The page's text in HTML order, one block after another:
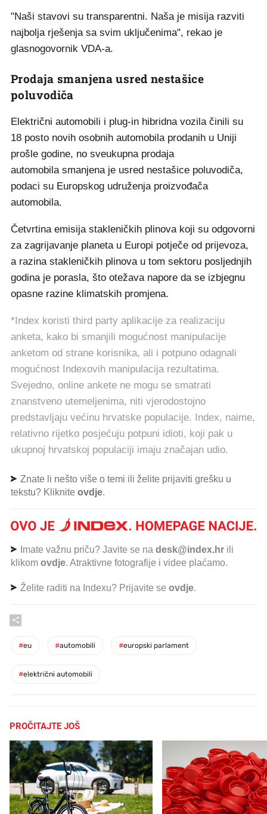
"Naši stavovi su transparentni. Naša je misija razviti
najbolja rješenja sa svim uključenima", rekao je
glasnogovornik VDA-a.
Prodaja smanjena usred nestašice
poluvodiča
Električni automobili i plug-in hibridna vozila činili su
18 posto novih osobnih automobila prodanih u Uniji
prošle godine, no sveukupna prodaja
automobila smanjena je usred nestašice poluvodiča,
podaci su Europskog udruženja proizvođača
automobila.
Četvrtina emisija stakleničkih plinova koji su odgovorni
za zagrijavanje planeta u Europi potječe od prijevoza,
a razina stakleničkih plinova u tom sektoru posljednjih
godina je porasla, što otežava napore da se izbjegnu
opasne razine klimatskih promjena.
*Index koristi third party aplikacije za realizaciju
anketa, kako bi smanjili mogućnost manipulacije
anketom od strane korisnika, ali i potpuno odagnali
mogućnost Indexovih manipulacija rezultatima.
Svejedno, online ankete ne mogu se smatrati
znanstveno utemeljenima, niti vjerodostojno
predstavljaju većinu hrvatske populacije. Index, naime,
relativno rijetko posjećuju potpuni idioti, koji pak u
ukupnoj hrvatskoj populaciji imaju značajan udio.
Znate li nešto više o temi ili želite prijaviti grešku u
tekstu? Kliknite ovdje.
Imate važnu priču? Javite se na desk@index.hr ili
klikom ovdje. Atraktivne fotografije i videe plaćamo.
Želite raditi na Indexu? Prijavite se ovdje.
#eu #automobili #europski parlament
#električni automobili
PROČITAJTE JOŠ